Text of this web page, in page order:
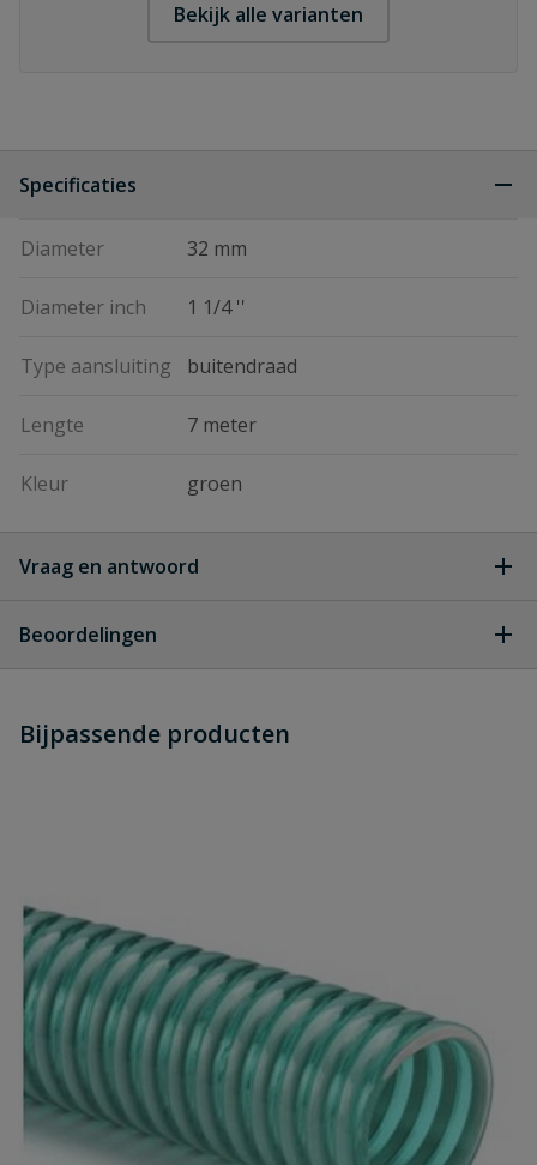
Bekijk alle varianten
Specificaties
Diameter 32 mm
Diameter inch 1 1/4 ''
Type aansluiting buitendraad
Lengte 7 meter
Kleur groen
Vraag en antwoord
dit product?
Beoordelingen
Schrijf zelf een beoordeling
Naam
Samenvatting
Bijpassende producten